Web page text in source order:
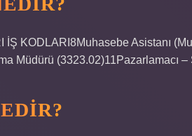
KODLARI8Muhasebe Asistanı
Müdürü (3323.02)11Pazarlamacı –